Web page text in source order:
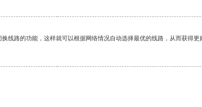
路的功能，这样就可以根据网络情况自动选择最优的线路，从而获得更